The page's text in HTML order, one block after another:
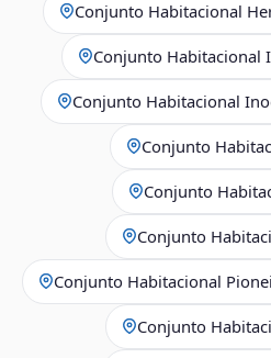
Conjunto Habitacional
Conjunto Habitacional
Conjunto Habitacional
Conjunto
Conjunto
Conjunto
Conjunto Habitacional
Conjunto